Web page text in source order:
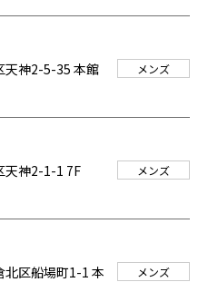
天神2-5-35 本館
メンズ
天神2-1-1 7F
メンズ
北区船場町1-1 本
メンズ